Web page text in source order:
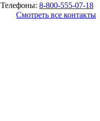
Телефоны: 8-800-555-07-18
Смотреть все контакты